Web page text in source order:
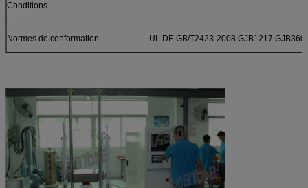
Conditions
Normes de conformation UL DE GB/T2423-2008 GJB1217